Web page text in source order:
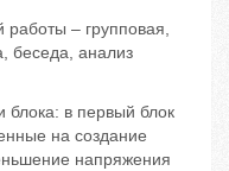
– групповая,
беседа, анализ
в первый блок
на создание
напряжения